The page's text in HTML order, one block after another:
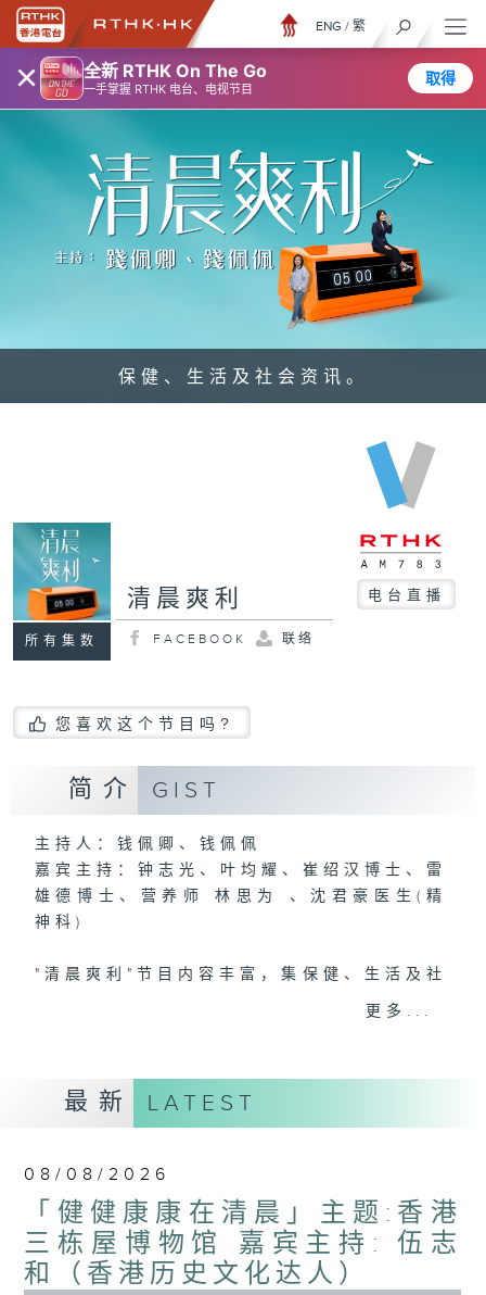
× 全新 RTHK On The Go
一手掌握 RTHK 电台、电视节目
取得
ENG / 繁
保健、生活及社会资讯。
所有集数
清晨爽利 电台直播
FACEBOOK 联络
您喜欢这个节目吗?
简介 GIST
主持人：钱佩卿、钱佩佩
嘉宾主持：钟志光、叶均耀、崔绍汉博士、雷
雄德博士、营养师 林思为 、沈君豪医生(精
神科)
"清晨爽利"节目内容丰富，集保健、生活及社
会资讯等元素于一身。主要环节有：「健健康
及行山等实用贴士
清晨爽利之齐齐做早操
更多...
最新 LATEST
08/08/2026
「健健康康在清晨」主题:香港
三栋屋博物馆 嘉宾主持: 伍志
和（香港历史文化达人）